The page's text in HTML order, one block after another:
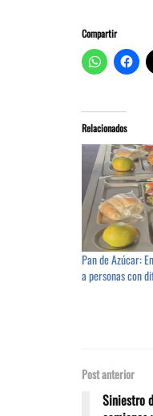
Compartir
Relacionados
Pan de Azúcar:
a personas con
Post anterior
Siniestro